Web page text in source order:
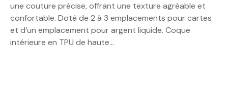
une couture précise, offrant une texture agréable et
confortable. Doté de 2 à 3 emplacements pour cartes
et d’un emplacement pour argent liquide. Coque
intérieure en TPU de haute…